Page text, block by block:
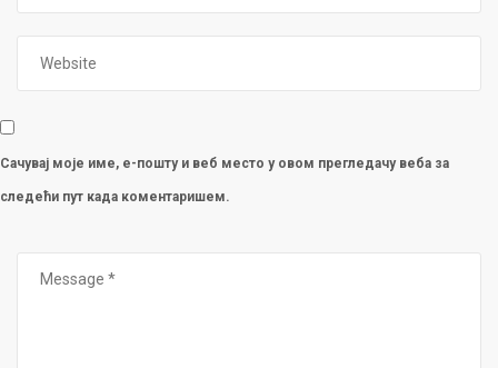
Сачувај моје име, е-пошту и веб место у овом прегледачу веба за
следећи пут када коментаришем.